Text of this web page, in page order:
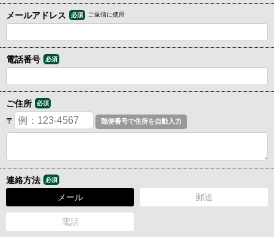
メールアドレス 必須 ご返信に使用
電話番号 必須
ご住所 必須
〒
連絡方法 必須
メール 郵送
電話